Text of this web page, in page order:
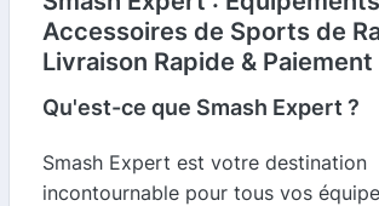
Accessoires de Sports de
Livraison Rapide &
Qu'est-ce que Smash Expert ?
Smash Expert est votre destination
incontournable pour tous vos